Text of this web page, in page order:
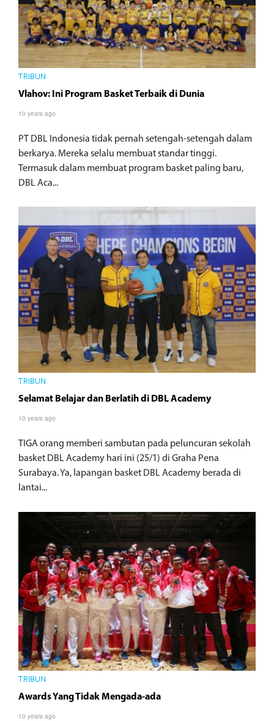
TRIBUN
Vlahov: Ini Program Basket Terbaik di Dunia
10 years ago
PT DBL Indonesia tidak pernah setengah-setengah dalam
berkarya. Mereka selalu membuat standar tinggi.
Termasuk dalam membuat program basket paling baru,
DBL Aca...
TRIBUN
Selamat Belajar dan Berlatih di DBL Academy
10 years ago
TIGA orang memberi sambutan pada peluncuran sekolah
basket DBL Academy hari ini (25/1) di Graha Pena
Surabaya. Ya, lapangan basket DBL Academy berada di
lantai...
TRIBUN
Awards Yang Tidak Mengada-ada
10 years ago